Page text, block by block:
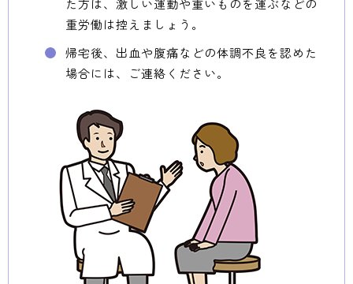
た方は、激しい運動や重いものを運ぶなどの
重労働は控えましょう。
帰宅後、出血や腹痛などの体調不良を認めた
場合には、ご連絡ください。